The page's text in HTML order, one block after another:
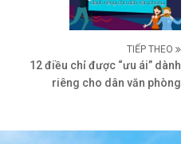
TIẾP THEO
12 điều chỉ được “ưu ái” dành
riêng cho dân văn phòng